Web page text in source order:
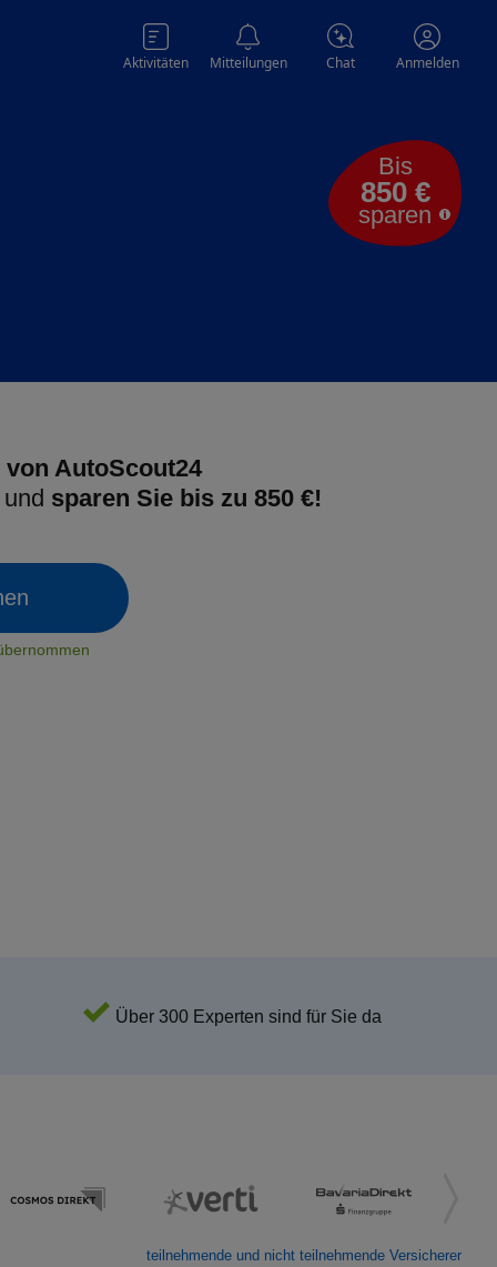
Aktivitäten Mitteilungen Chat Anmelden
Bis
850 €
sparen
von AutoScout24
sparen Sie bis zu 850 €!
Über 300 Experten sind für Sie da
teilnehmende und nicht teilnehmende Versicherer